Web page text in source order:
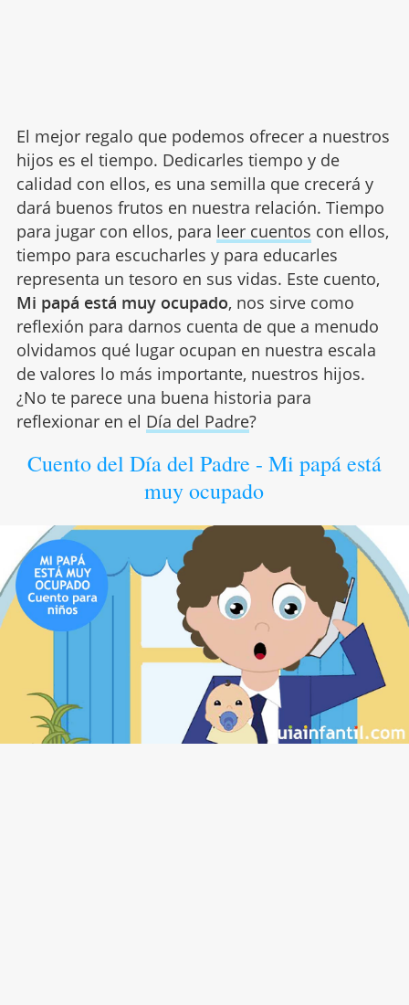
El mejor regalo que podemos ofrecer a nuestros
hijos es el tiempo. Dedicarles tiempo y de
calidad con ellos, es una semilla que crecerá y
dará buenos frutos en nuestra relación. Tiempo
para jugar con ellos, para leer cuentos con ellos,
tiempo para escucharles y para educarles
representa un tesoro en sus vidas. Este cuento,
Mi papá está muy ocupado, nos sirve como
reflexión para darnos cuenta de que a menudo
olvidamos qué lugar ocupan en nuestra escala
de valores lo más importante, nuestros hijos.
¿No te parece una buena historia para
reflexionar en el Día del Padre?
Cuento del Día del Padre - Mi papá está
muy ocupado